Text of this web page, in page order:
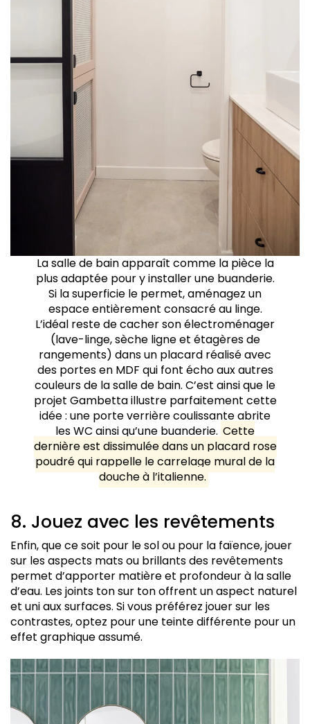
La salle de bain apparaît comme la pièce la
plus adaptée pour y installer une buanderie.
Si la superficie le permet, aménagez un
espace entièrement consacré au linge.
L’idéal reste de cacher son électroménager
(lave-linge, sèche ligne et étagères de
rangements) dans un placard réalisé avec
des portes en MDF qui font écho aux autres
couleurs de la salle de bain. C’est ainsi que le
projet Gambetta illustre parfaitement cette
idée : une porte verrière coulissante abrite
les WC ainsi qu’une buanderie. Cette
dernière est dissimulée dans un placard rose
poudré qui rappelle le carrelage mural de la
douche à l’italienne.
8. Jouez avec les revêtements
Enfin, que ce soit pour le sol ou pour la faïence, jouer
sur les aspects mats ou brillants des revêtements
permet d’apporter matière et profondeur à la salle
d’eau. Les joints ton sur ton offrent un aspect naturel
et uni aux surfaces. Si vous préférez jouer sur les
contrastes, optez pour une teinte différente pour un
effet graphique assumé.